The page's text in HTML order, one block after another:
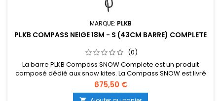
MARQUE: PLKB
PLKB COMPASS NEIGE 18M - S (43CM BARRE) COMPLETE
(0)
La barre PLKB Compass SNOW Complete est un produit
composé dédié aux snow kites. La Compass SNOW est livré
avec une ligne de frein séparée et un jeu de 5ème ligne.
Consultez plkb.world/manuals pour savoir comment
675,50 €